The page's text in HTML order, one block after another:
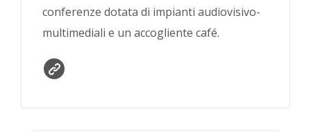
conferenze dotata di impianti audiovisivo-
multimediali e un accogliente café.